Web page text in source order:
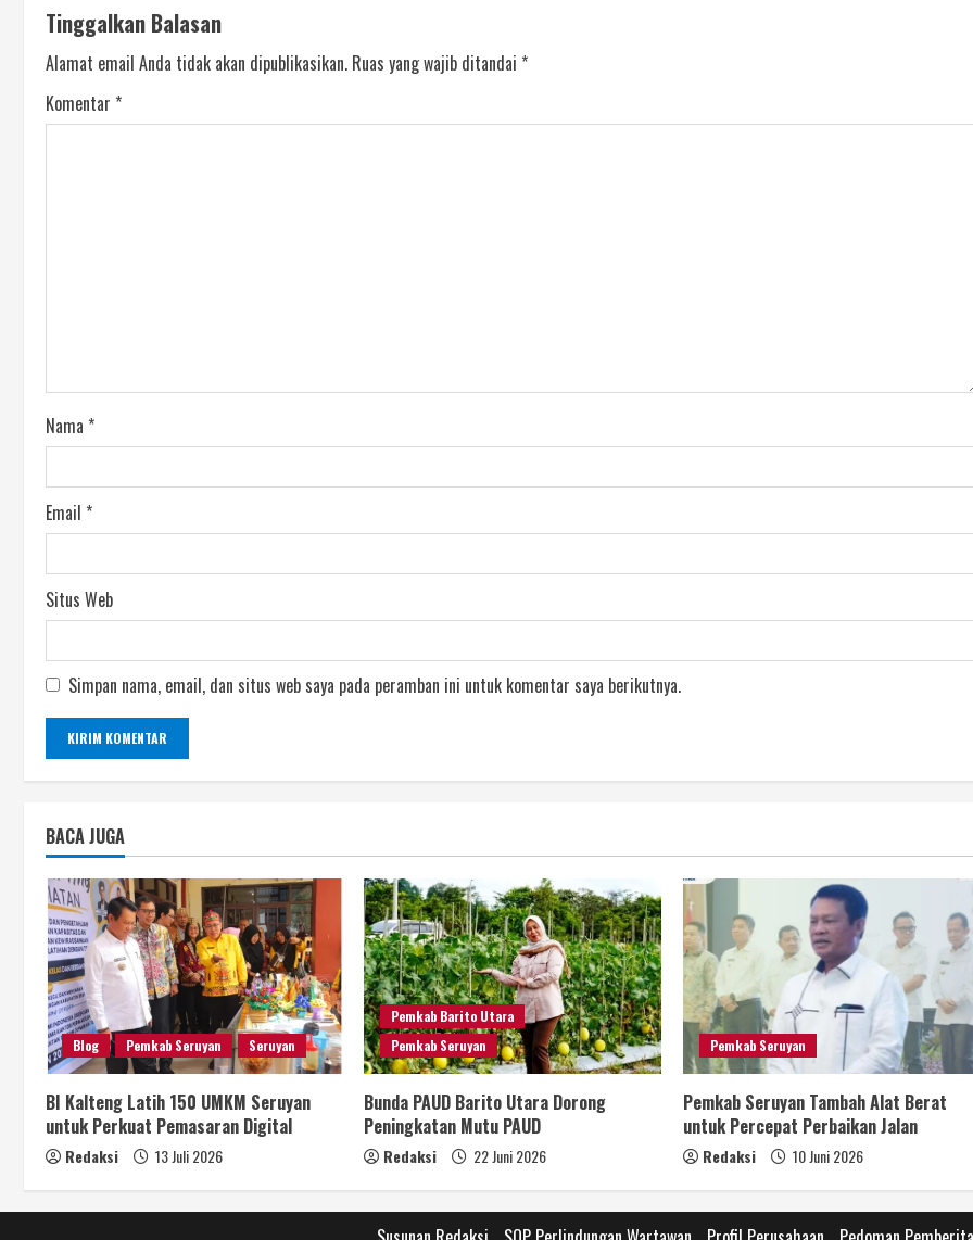
Tinggalkan Balasan
Alamat email Anda tidak akan dipublikasikan. Ruas yang wajib ditandai *
Komentar *
Nama *
Email *
Situs Web
Simpan nama, email, dan situs web saya pada peramban ini untuk komentar saya berikutnya.
BACA JUGA
Blog Pemkab Seruyan Seruyan
BI Kalteng Latih 150 UMKM Seruyan
untuk Perkuat Pemasaran Digital
Redaksi 13 Juli 2026
Pemkab Barito Utara
Pemkab Seruyan
Bunda PAUD Barito Utara Dorong
Peningkatan Mutu PAUD
Redaksi 22 Juni 2026
Pemkab Seruyan
Pemkab Seruyan Tambah Alat Berat
untuk Percepat Perbaikan Jalan
Redaksi 10 Juni 2026